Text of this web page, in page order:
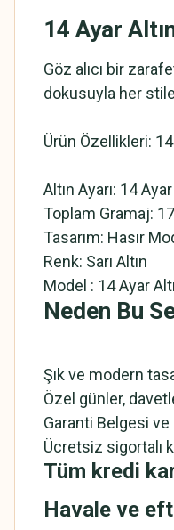
14 Ayar
Göz alıcı bir
dokusuyla her
Ürün Özellikleri: 14
Altın Ayarı: 14 Ayar
Toplam Gramaj:
Tasarım: Hasır
Renk: Sarı Altın
Model : 14 Ayar
Neden Bu
Şık ve modern
Özel günler,
Garanti Belgesi
Ücretsiz sigortalı
Tüm kredi
Havale ve eft